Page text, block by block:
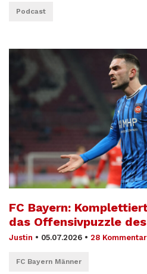
Podcast
FC Bayern:
das Offensivpuzzle des
Justin • 05.07.2026 • 28
FC Bayern Männer